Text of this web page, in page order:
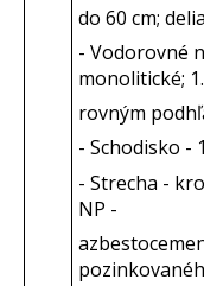
do 60 cm;
- Vodorovné
monolitické;
rovným
- Schodisko -
- Strecha -
NP -